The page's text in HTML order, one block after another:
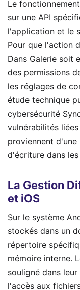
Le
sur une API
l'application et le
Pour que l'action
Dans Galerie soit
des permissions
les réglages de
étude technique
cybersécurité
vulnérabilités
proviennent
d'écriture dans
La Gestion
et iOS
Sur le système
stockés dans un
répertoire
mémoire interne.
souligné dans
l'accès aux